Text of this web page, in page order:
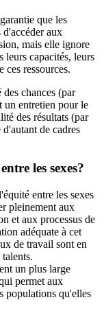
que les
d'accéder aux
mais elle ignore
leurs capacités, leurs
ces ressources.
chances (par
un entretien pour le
des résultats (par
de cadres
les sexes?
entre les sexes
pleinement aux
et aux processus de
adéquate à cet
de travail sont en
un plus large
permet aux
populations qu'elles